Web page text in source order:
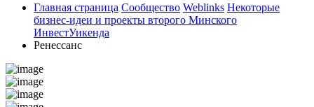
Главная страница Сообщество Weblinks Некоторые
бизнес-идеи и проекты второго Минского
ИнвестУикенда
Ренессанс